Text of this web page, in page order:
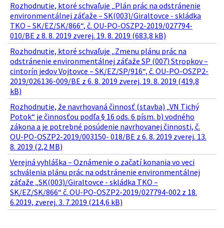
Rozhodnutie, ktoré schvaľuje „Plán prác na odstránenie
environmentálnej záťaže – SK(003)/Giraltovce - skládka
TKO – SK/EZ/SK/866“, č. OU-PO-OSZP2-2019/027794-
010/BE z 8. 8. 2019 zverej. 19. 8. 2019 (683,8 kB)
Rozhodnutie, ktoré schvaľuje „Zmenu plánu prác na
odstránenie environmentálnej záťaže SP (007) Stropkov –
cintorín jedov Vojtovce – SK/EZ/SP/916“, č. OU-PO-OSZP2-
2019/026136-009/BE z 6. 8. 2019 zverej. 19. 8. 2019 (419,8
kB)
Rozhodnutie, že navrhovaná činnosť (stavba) „VN Tichý
Potok“ je činnosťou podľa § 16 ods. 6 písm. b) vodného
zákona a je potrebné posúdenie navrhovanej činnosti, č.
OU-PO-OSZP2-2019/003150- 018/BE z 6. 8. 2019 zverej. 13.
8. 2019 (2,2 MB)
Verejná vyhláška – Oznámenie o začatí konania vo veci
schválenia plánu prác na odstránenie environmentálnej
záťaže „SK(003)/Giraltovce - skládka TKO –
SK/EZ/SK/866“ č. OU-PO-OSZP2-2019/027794-002 z 18.
6.2019, zverej. 3. 7.2019 (214,6 kB)